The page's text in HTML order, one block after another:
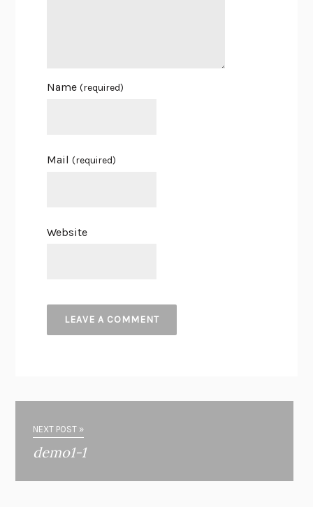
Name(required)
Mail(required)
Website
NEXT POST »
demo1-1